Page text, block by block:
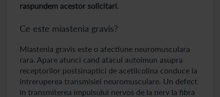
raspundem acestor solicitari.
Ce este miastenia gravis?
Miastenia gravis este o afectiune neuromusculara
rara. Apare atunci cand atacul autoimun asupra
receptorilor postsinaptici de acetilcolina conduce la
intreruperea transmisiei neuromusculare. Un defect
in transmiterea impulsului nervos de la nerv la fibra